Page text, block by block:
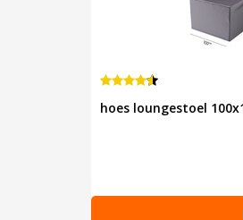
hoes loungestoel